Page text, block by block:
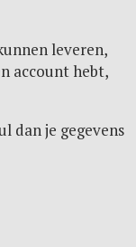
leveren,
account hebt,
dan je gegevens